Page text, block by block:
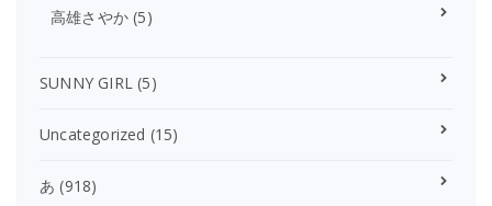
高雄さやか (5)
SUNNY GIRL (5)
Uncategorized (15)
あ (918)